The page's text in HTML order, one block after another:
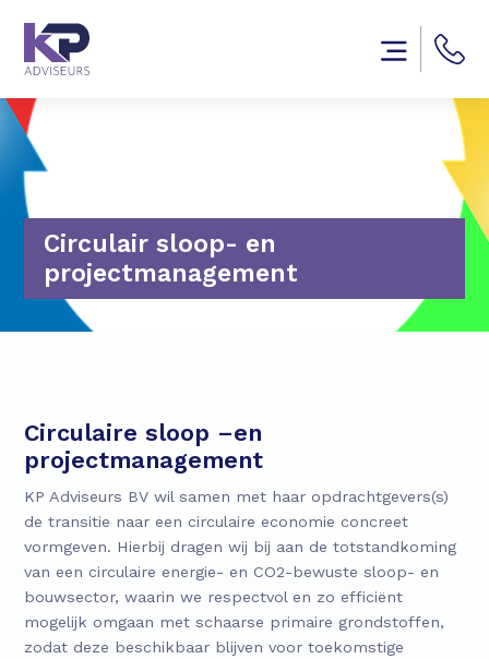
Circulair sloop- en
projectmanagement
Circulaire sloop –en
projectmanagement
KP Adviseurs BV wil samen met haar opdrachtgevers(s)
de transitie naar een circulaire economie concreet
vormgeven. Hierbij dragen wij bij aan de totstandkoming
van een circulaire energie- en CO2-bewuste sloop- en
bouwsector, waarin we respectvol en zo efficiënt
mogelijk omgaan met schaarse primaire grondstoffen,
zodat deze beschikbaar blijven voor toekomstige